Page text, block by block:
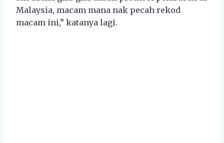
Malaysia, macam mana nak pecah rekod
macam ini,” katanya lagi.